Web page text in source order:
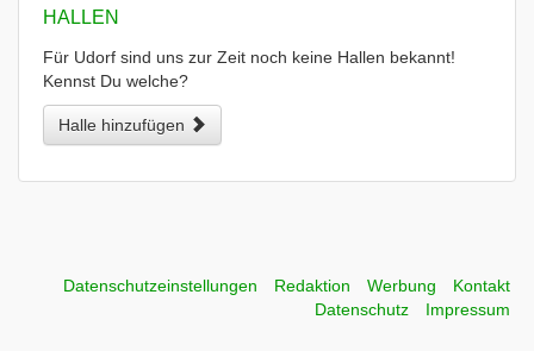
HALLEN
Für Udorf sind uns zur Zeit noch keine Hallen bekannt!
Kennst Du welche?
Halle hinzufügen
Datenschutzeinstellungen Redaktion Werbung
Kontakt
Datenschutz
Impressum